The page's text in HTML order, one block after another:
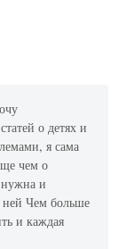
о детях и
я сама
чем о
нужна и
Чем больше
и каждая